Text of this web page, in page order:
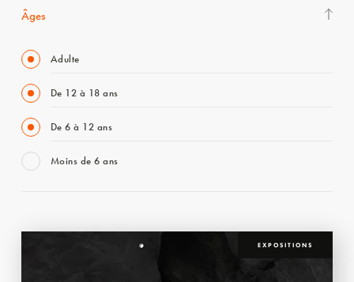
Âges
Adulte
De 12 à 18 ans
De 6 à 12 ans
Moins de 6 ans
EXPOSITIONS